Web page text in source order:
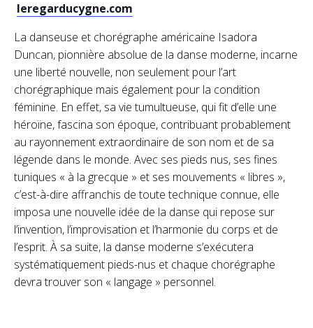
leregarducygne.com
La danseuse et chorégraphe américaine Isadora
Duncan, pionnière absolue de la danse moderne, incarne
une liberté nouvelle, non seulement pour l’art
chorégraphique mais également pour la condition
féminine. En effet, sa vie tumultueuse, qui fit d’elle une
héroïne, fascina son époque, contribuant probablement
au rayonnement extraordinaire de son nom et de sa
légende dans le monde. Avec ses pieds nus, ses fines
tuniques « à la grecque » et ses mouvements « libres »,
c’est-à-dire affranchis de toute technique connue, elle
imposa une nouvelle idée de la danse qui repose sur
l’invention, l’improvisation et l’harmonie du corps et de
l’esprit. À sa suite, la danse moderne s’exécutera
systématiquement pieds-nus et chaque chorégraphe
devra trouver son « langage » personnel.